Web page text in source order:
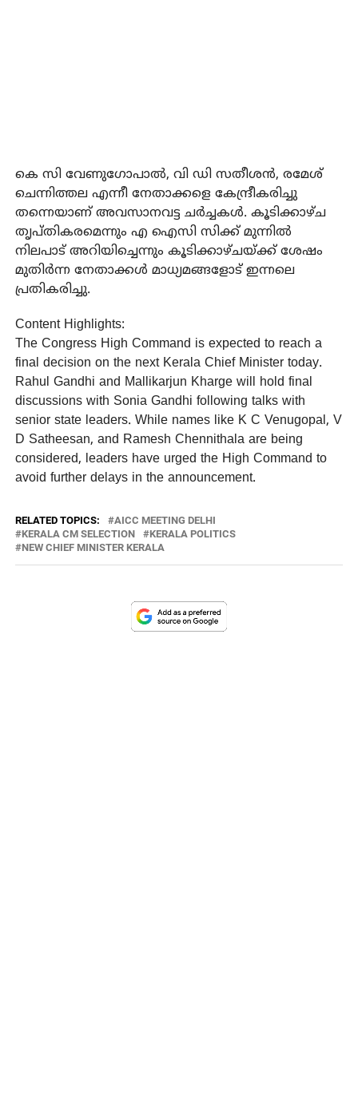
കെ സി വേണുഗോപാല്‍, വി ഡി സതീശന്‍, രമേശ്
ചെന്നിത്തല എന്നീ നേതാക്കളെ കേന്ദ്രീകരിച്ചു
തന്നെയാണ് അവസാനവട്ട ചര്‍ച്ചകള്‍. കൂടിക്കാഴ്ച
തൃപ്തികരമെന്നും എ ഐസി സിക്ക് മുന്നില്‍
നിലപാട് അറിയിച്ചെന്നും കൂടിക്കാഴ്ചയ്ക്ക് ശേഷം
മുതിര്‍ന്ന നേതാക്കള്‍ മാധ്യമങ്ങളോട് ഇന്നലെ
പ്രതികരിച്ചു.
Content Highlights:
The Congress High Command is expected to reach a
final decision on the next Kerala Chief Minister today.
Rahul Gandhi and Mallikarjun Kharge will hold final
discussions with Sonia Gandhi following talks with
senior state leaders. While names like K C Venugopal, V
D Satheesan, and Ramesh Chennithala are being
considered, leaders have urged the High Command to
avoid further delays in the announcement.
RELATED TOPICS:
AICC MEETING DELHI
KERALA CM SELECTION
KERALA POLITICS
NEW CHIEF MINISTER KERALA